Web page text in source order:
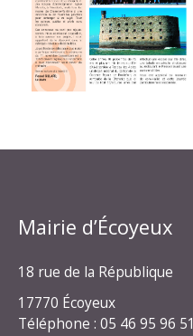
Mairie d’Écoyeux
18 rue de la République
17770 Écoyeux
Téléphone : 05 46 95 96 51